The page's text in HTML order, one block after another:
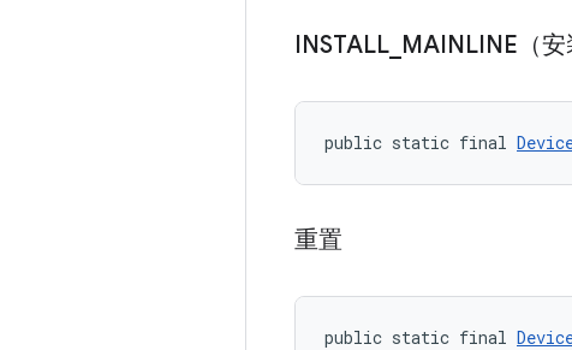
INSTALL MAINLINE（安
public static final
重置
public static final